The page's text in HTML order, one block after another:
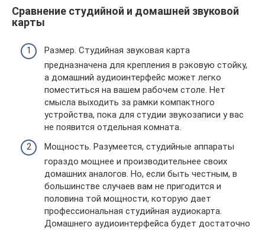
Сравнение студийной и домашней звуковой
карты
Размер. Студийная звуковая карта
предназначена для крепления в рэковую стойку,
а домашний аудиоинтерфейс может легко
поместиться на вашем рабочем столе. Нет
смысла выходить за рамки компактного
устройства, пока для студии звукозаписи у вас
не появится отдельная комната.
Мощность. Разумеется, студийные аппараты
гораздо мощнее и производительнее своих
домашних аналогов. Но, если быть честным, в
большинстве случаев вам не пригодится и
половина той мощности, которую дает
профессиональная студийная аудиокарта.
Домашнего аудиоинтерфейса будет достаточно